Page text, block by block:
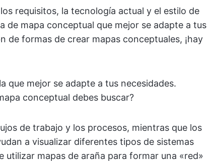
requisitos, la tecnología actual y el estilo de
de mapa conceptual que mejor se adapte a tus
de formas de crear mapas conceptuales, ¡hay
que mejor se adapte a tus necesidades.
conceptual debes buscar?
de trabajo y los procesos, mientras que los
a visualizar diferentes tipos de sistemas
utilizar mapas de araña para formar una «red»